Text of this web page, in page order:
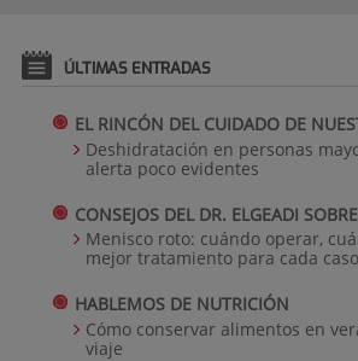
ÚLTIMAS ENTRADAS
EL RINCÓN DEL CUIDADO DE
Deshidratación en personas
alerta poco evidentes
CONSEJOS DEL DR. ELGEADI
Menisco roto: cuándo operar,
mejor tratamiento para cada caso
HABLEMOS DE NUTRICIÓN
Cómo conservar alimentos en
viaje